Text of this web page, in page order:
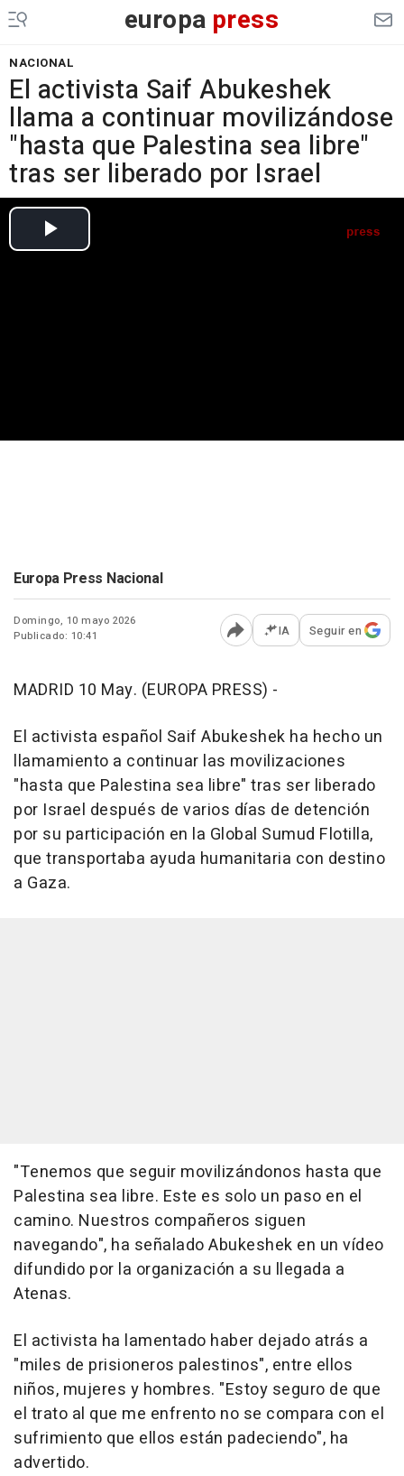
europa press
NACIONAL
El activista Saif Abukeshek
llama a continuar movilizándose
"hasta que Palestina sea libre"
tras ser liberado por Israel
Europa Press Nacional
Domingo, 10 mayo 2026
Publicado: 10:41
Abrir opciones para
IA Seguir en
MADRID 10 May. (EUROPA PRESS) -
El activista español Saif Abukeshek ha hecho un
llamamiento a continuar las movilizaciones
"hasta que Palestina sea libre" tras ser liberado
por Israel después de varios días de detención
por su participación en la Global Sumud Flotilla,
que transportaba ayuda humanitaria con destino
a Gaza.
"Tenemos que seguir movilizándonos hasta que
Palestina sea libre. Este es solo un paso en el
camino. Nuestros compañeros siguen
navegando", ha señalado Abukeshek en un vídeo
difundido por la organización a su llegada a
Atenas.
El activista ha lamentado haber dejado atrás a
"miles de prisioneros palestinos", entre ellos
niños, mujeres y hombres. "Estoy seguro de que
el trato al que me enfrento no se compara con el
sufrimiento que ellos están padeciendo", ha
advertido.